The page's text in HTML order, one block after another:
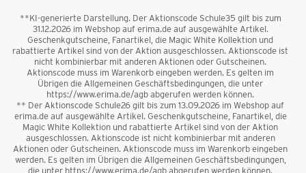
**KI-generierte Darstellung. Der Aktionscode Schule35 gilt bis zum
31.12.2026 im Webshop auf erima.de auf ausgewählte Artikel.
Geschenkgutscheine, Fanartikel, die Magic White Kollektion und
rabattierte Artikel sind von der Aktion ausgeschlossen. Aktionscode ist
nicht kombinierbar mit anderen Aktionen oder Gutscheinen.
Aktionscode muss im Warenkorb eingeben werden. Es gelten im
Übrigen die Allgemeinen Geschäftsbedingungen, die unter
https://www.erima.de/agb abgerufen werden können.
** Der Aktionscode Schule26 gilt bis zum 13.09.2026 im Webshop auf
erima.de auf ausgewählte Artikel. Geschenkgutscheine, Fanartikel, die
Magic White Kollektion und rabattierte Artikel sind von der Aktion
ausgeschlossen. Aktionscode ist nicht kombinierbar mit anderen
Aktionen oder Gutscheinen. Aktionscode muss im Warenkorb eingeben
werden. Es gelten im Übrigen die Allgemeinen Geschäftsbedingungen,
die unter https://www.erima.de/agb abgerufen werden können.